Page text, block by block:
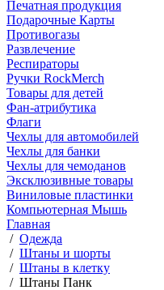
Печатная продукция
Подарочные Карты
Противогазы
Развлечение
Респираторы
Ручки RockMerch
Товары для детей
Фан-атрибутика
Флаги
Чехлы для автомобилей
Чехлы для банки
Чехлы для чемоданов
Эксклюзивные товары
Виниловые пластинки
Компьютерная Мышь
Главная
/ Одежда
/ Штаны и шорты
/ Штаны в клетку
/ Штаны Панк